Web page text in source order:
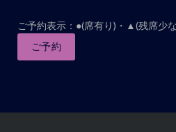
ト
ご予約表示：●(席有り)・▲(残席少
ご予約